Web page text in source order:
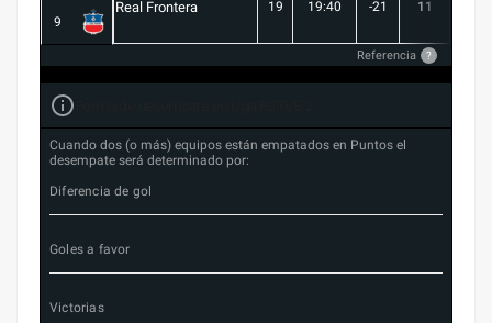
9
Real Frontera 19 19:40 -21 11
Referencia ?
Cuando dos (o más) equipos están empatados en Puntos el
desempate será determinado por:
Diferencia de gol
Goles a favor
Victorias